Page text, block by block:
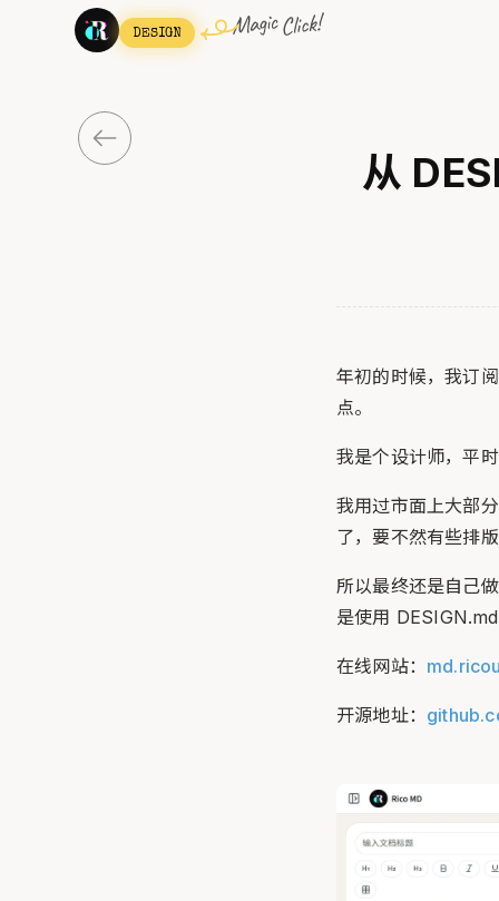
DESIGN
从
年初的时候，我订
点。
我是个设计师，平
我用过市面上大部
了，要不然有些排
所以最终还是自己
是使用
在线网站：
开源地址：